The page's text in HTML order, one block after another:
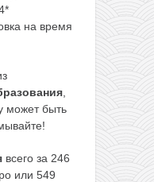
на время
может быть
всего за 246
или 549